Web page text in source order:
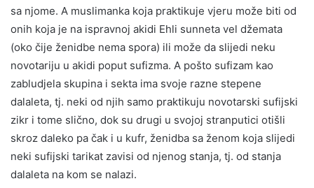
sa njome. A muslimanka koja praktikuje vjeru može biti od
onih koja je na ispravnoj akidi Ehli sunneta vel džemata
(oko čije ženidbe nema spora) ili može da slijedi neku
novotariju u akidi poput sufizma. A pošto sufizam kao
zabludjela skupina i sekta ima svoje razne stepene
dalaleta, tj. neki od njih samo praktikuju novotarski sufijski
zikr i tome slično, dok su drugi u svojoj stranputici otišli
skroz daleko pa čak i u kufr, ženidba sa ženom koja slijedi
neki sufijski tarikat zavisi od njenog stanja, tj. od stanja
dalaleta na kom se nalazi.